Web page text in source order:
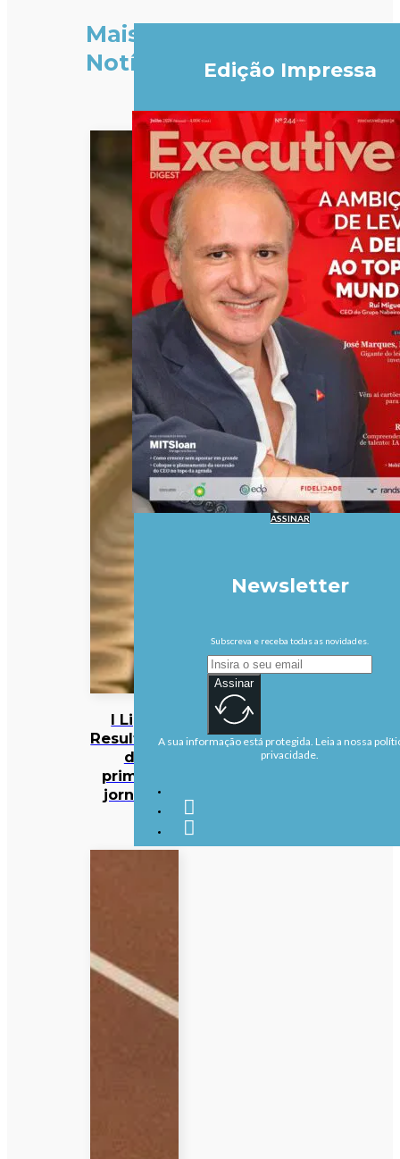
Mais
Notícias
I Liga:
Resultados
da
primeira
jornada
Edição Impressa
ASSINAR
Newsletter
Subscreva e receba todas as novidades.
Assinar
A sua informação está protegida. Leia a nossa
privacidade.